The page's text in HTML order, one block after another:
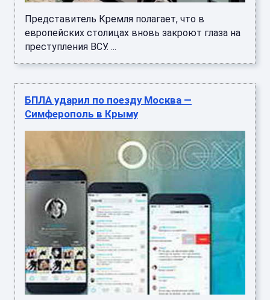
Представитель Кремля полагает, что в
европейских столицах вновь закроют глаза на
преступления ВСУ. ...
БПЛА ударил по поезду Москва —
Симферополь в Крыму